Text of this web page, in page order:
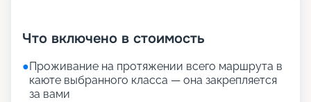
Что включено в стоимость
●Проживание на протяжении всего маршрута в
каюте выбранного класса — она закрепляется
за вами